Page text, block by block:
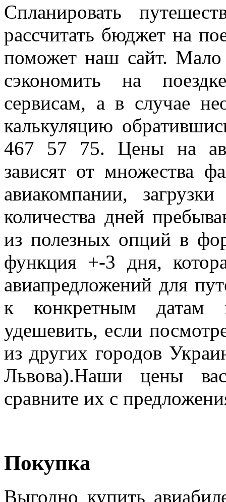
Спланировать
рассчитать бюджет на
поможет наш сайт. Мало
сэкономить на
сервисам, а в случае
калькуляцию
467 57 75. Цены на
зависят от множества
авиакомпании,
количества дней
из полезных опций в
функция +-3 дня,
авиапредложений для
к конкретным датам
удешевить, если
из других городов
Львова).Наши цены
сравните их с
Покупка
Выгодно купить